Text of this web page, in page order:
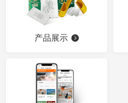
产品展示